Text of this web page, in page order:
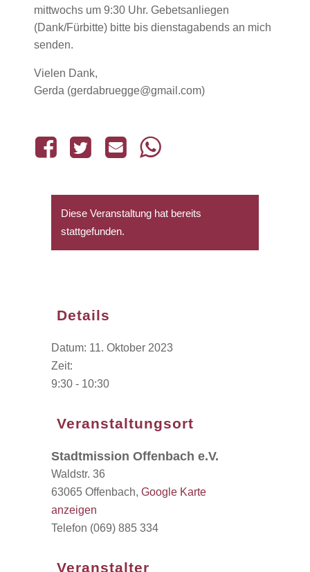
mittwochs um 9:30 Uhr. Gebetsanliegen
(Dank/Fürbitte) bitte bis dienstagabends an mich
senden.
Vielen Dank,
Gerda (gerdabruegge@gmail.com)
Diese Veranstaltung hat bereits
stattgefunden.
Details
Datum: 11. Oktober 2023
Zeit:
9:30 - 10:30
Veranstaltungsort
Stadtmission Offenbach e.V.
Waldstr. 36
63065 Offenbach, Google Karte
anzeigen
Telefon (069) 885 334
Veranstalter